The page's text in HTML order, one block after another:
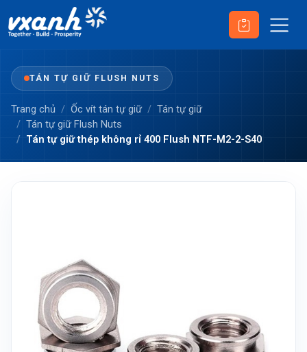
TÁN TỰ GIỮ FLUSH NUTS
Trang chủ Ốc vít tán tự giữ
Tán tự giữ
Tán tự giữ Flush Nuts
Tán tự giữ thép không rỉ 400 Flush NTF-M2-2-S40